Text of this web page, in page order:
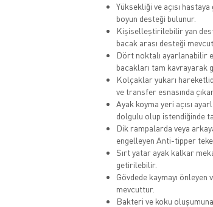
Yüksekliği ve açısı
boyun desteği bulunur.
Kişiselleştirilebilir yan
bacak arası desteği
Dört noktalı ayarlanabilir
bacakları tam kavrayarak
Kolçaklar yukarı
ve transfer esnasında
Ayak koyma yeri açısı
dolgulu olup istendiğinde
Dik rampalarda veya
engelleyen Anti-tipper
Sırt yatar ayak kalkar
getirilebilir.
Gövdede kaymayı önleyen
mevcuttur.
Bakteri ve koku